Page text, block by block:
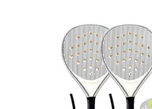
findest, was Du suchst, und
Spaß und Erfolg beim Tennis!